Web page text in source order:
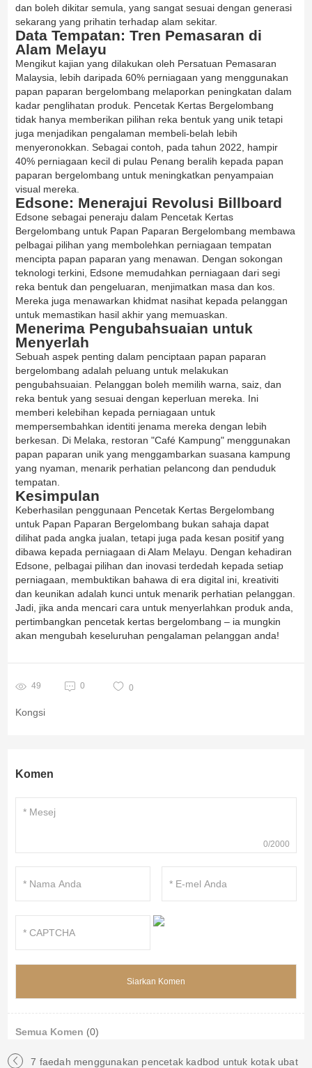
dan boleh dikitar semula, yang sangat sesuai dengan generasi
sekarang yang prihatin terhadap alam sekitar.
Data Tempatan: Tren Pemasaran di
Alam Melayu
Mengikut kajian yang dilakukan oleh Persatuan Pemasaran
Malaysia, lebih daripada 60% perniagaan yang menggunakan
papan paparan bergelombang melaporkan peningkatan dalam
kadar penglihatan produk. Pencetak Kertas Bergelombang
tidak hanya memberikan pilihan reka bentuk yang unik tetapi
juga menjadikan pengalaman membeli-belah lebih
menyeronokkan. Sebagai contoh, pada tahun 2022, hampir
40% perniagaan kecil di pulau Penang beralih kepada papan
paparan bergelombang untuk meningkatkan penyampaian
visual mereka.
Edsone: Menerajui Revolusi Billboard
Edsone sebagai peneraju dalam Pencetak Kertas
Bergelombang untuk Papan Paparan Bergelombang membawa
pelbagai pilihan yang membolehkan perniagaan tempatan
mencipta papan paparan yang menawan. Dengan sokongan
teknologi terkini, Edsone memudahkan perniagaan dari segi
reka bentuk dan pengeluaran, menjimatkan masa dan kos.
Mereka juga menawarkan khidmat nasihat kepada pelanggan
untuk memastikan hasil akhir yang memuaskan.
Menerima Pengubahsuaian untuk
Menyerlah
Sebuah aspek penting dalam penciptaan papan paparan
bergelombang adalah peluang untuk melakukan
pengubahsuaian. Pelanggan boleh memilih warna, saiz, dan
reka bentuk yang sesuai dengan keperluan mereka. Ini
memberi kelebihan kepada perniagaan untuk
mempersembahkan identiti jenama mereka dengan lebih
berkesan. Di Melaka, restoran "Café Kampung" menggunakan
papan paparan unik yang menggambarkan suasana kampung
yang nyaman, menarik perhatian pelancong dan penduduk
tempatan.
Kesimpulan
Keberhasilan penggunaan Pencetak Kertas Bergelombang
untuk Papan Paparan Bergelombang bukan sahaja dapat
dilihat pada angka jualan, tetapi juga pada kesan positif yang
dibawa kepada perniagaan di Alam Melayu. Dengan kehadiran
Edsone, pelbagai pilihan dan inovasi terdedah kepada setiap
perniagaan, membuktikan bahawa di era digital ini, kreativiti
dan keunikan adalah kunci untuk menarik perhatian pelanggan.
Jadi, jika anda mencari cara untuk menyerlahkan produk anda,
pertimbangkan pencetak kertas bergelombang – ia mungkin
akan mengubah keseluruhan pengalaman pelanggan anda!
49 0 0
Kongsi
Komen
0/2000
Semua Komen (0)
7 faedah menggunakan pencetak kadbod untuk kotak ubat